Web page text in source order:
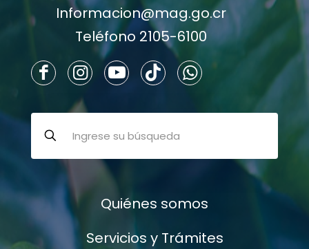
Informacion@mag.go.cr
Teléfono 2105-6100
Quiénes somos
Servicios y Trámites